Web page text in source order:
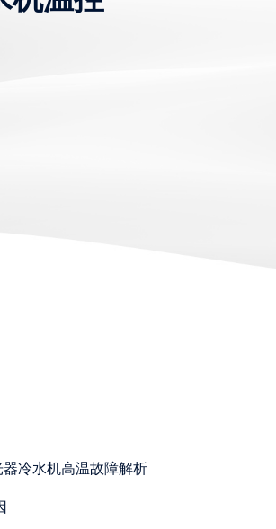
冷水机高温故障解析